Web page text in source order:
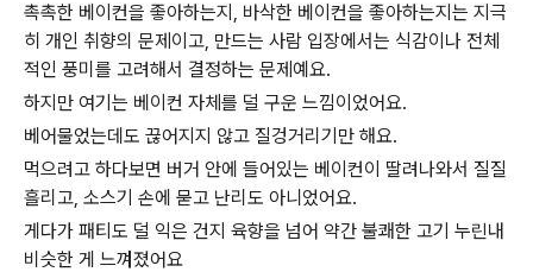
촉촉한 베이컨을 좋아하는지, 바삭한 베이컨을 좋아하는지는 지극
히 개인 취향의 문제이고, 만드는 사람 입장에서는 식감이나 전체
적인 풍미를 고려해서 결정하는 문제예요.
하지만 여기는 베이컨 자체를 덜 구운 느낌이었어요.
베어물었는데도 끊어지지 않고 질겅거리기만 해요.
먹으려고 하다보면 버거 안에 들어있는 베이컨이 딸려나와서 질질
흘리고, 소스기 손에 묻고 난리도 아니었어요.
게다가 패티도 덜 익은 건지 육향을 넘어 약간 불쾌한 고기 누린내
비슷한 게 느껴졌어요